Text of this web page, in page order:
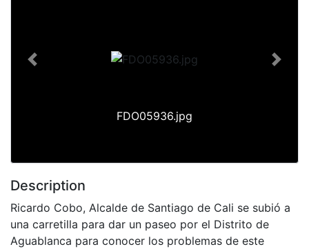
FDO05936.jpg
Previous Next
Description
Ricardo Cobo, Alcalde de Santiago de Cali se subió a
una carretilla para dar un paseo por el Distrito de
Aguablanca para conocer los problemas de este